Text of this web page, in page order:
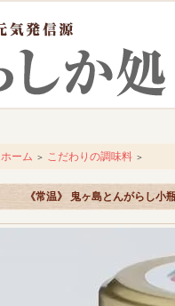
ホーム ＞ こだわりの調味料 ＞
《常温》 鬼ヶ島とんがらし小